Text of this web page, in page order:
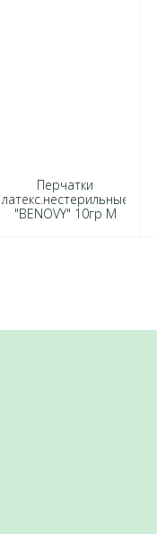
Перчатки
латекс.нестерильные
"ВENOVY" 10гр M